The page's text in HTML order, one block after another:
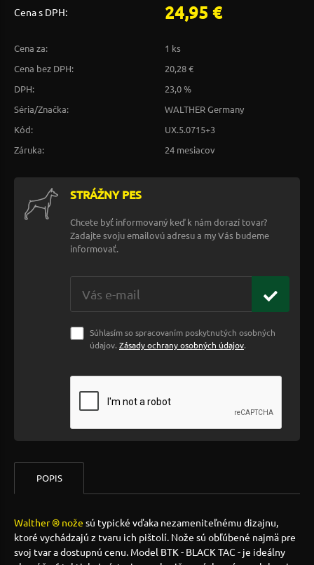
Cena s DPH: 24,95 €
Cena za:
1 ks
Cena bez DPH:
20,28 €
DPH:
23,0 %
Séria/Značka:
WALTHER Germany
Kód:
UX.5.0715+3
Záruka:
24 mesiacov
STRÁŽNY PES
Chcete byť informovaný keď k nám dorazí tovar?
Zadajte svoju emailovú adresu a my Vás budeme
informovať.
Súhlasím so spracovaním poskytnutých osobných
údajov. Zásady ochrany osobných údajov.
POPIS
Walther ® nože sú typické vďaka nezameniteľnému dizajnu,
ktoré vychádzajú z tvaru ich pištolí. Nože sú obľúbené najmä pre
svoj tvar a dostupnú cenu. Model BTK - BLACK TAC - je ideálny